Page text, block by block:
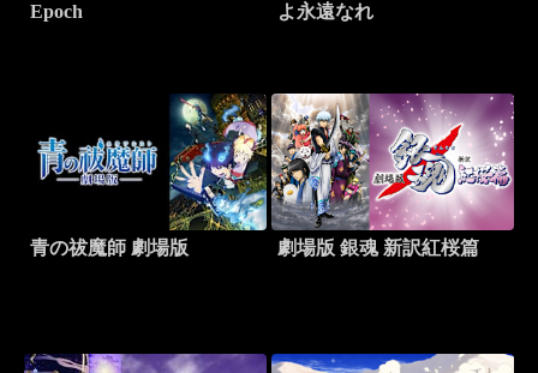
Epoch
よ永遠なれ
青の祓魔師 劇場版 劇場版 銀魂 新訳紅桜篇